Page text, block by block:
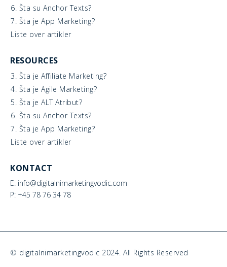
6. Šta su Anchor Texts?
7. Šta je App Marketing?
Liste over artikler
RESOURCES
3. Šta je Affiliate Marketing?
4. Šta je Agile Marketing?
5. Šta je ALT Atribut?
6. Šta su Anchor Texts?
7. Šta je App Marketing?
Liste over artikler
KONTACT
E: info@digitalnimarketingvodic.com
P: +45 78 76 34 78
© digitalnimarketingvodic 2024. All Rights Reserved